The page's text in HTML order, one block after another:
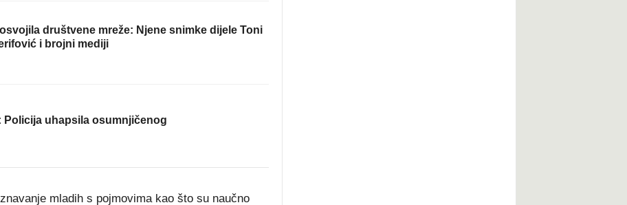
društvene mreže: Njene snimke dijele Toni
i brojni mediji
Policija uhapsila osumnjičenog
mladih s pojmovima kao što su naučno